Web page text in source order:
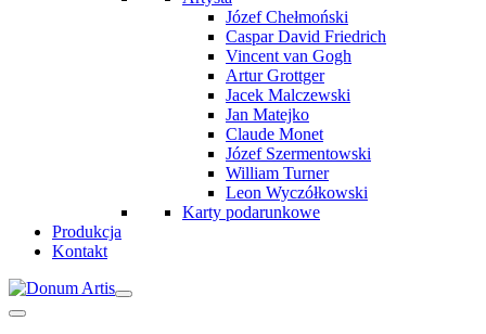
Józef Chełmoński
Caspar David Friedrich
Vincent van Gogh
Artur Grottger
Jacek Malczewski
Jan Matejko
Claude Monet
Józef Szermentowski
William Turner
Leon Wyczółkowski
Karty podarunkowe
Produkcja
Kontakt